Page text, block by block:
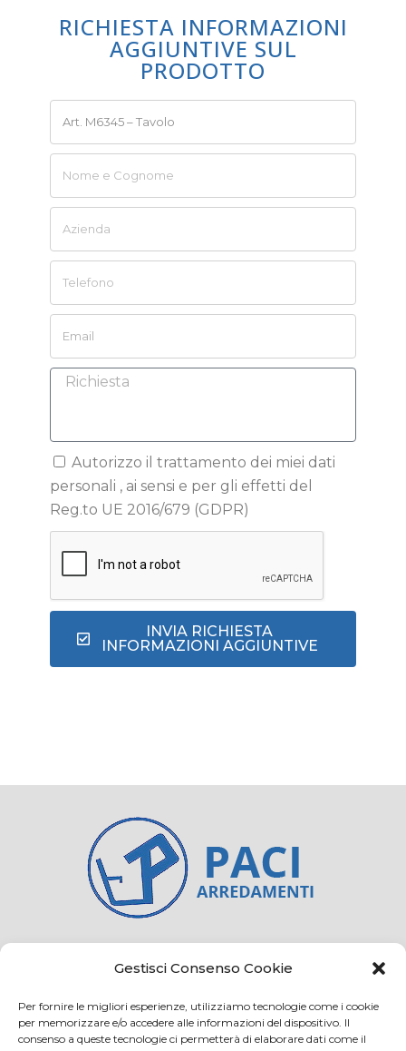
Gestisci Consenso Cookie
Per fornire le migliori esperienze, utilizziamo tecnologie come i cookie
per memorizzare e/o accedere alle informazioni del dispositivo. Il
consenso a queste tecnologie ci permetterà di elaborare dati come il
RICHIESTA INFORMAZIONI
AGGIUNTIVE SUL
PRODOTTO
Autorizzo il trattamento dei miei dati
personali , ai sensi e per gli effetti del
Reg.to UE 2016/679 (GDPR)
INVIA RICHIESTA
INFORMAZIONI AGGIUNTIVE
Credits Privacy and cookie
Via Virginio 358/360